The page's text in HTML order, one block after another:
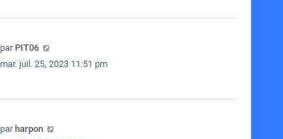
par PIT06
mar. juil. 25, 2023 11:51 pm
par harpon